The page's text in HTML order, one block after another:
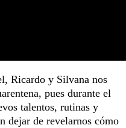
Ricardo y Silvana nos
pues durante el
talentos, rutinas y
dejar de revelarnos cómo